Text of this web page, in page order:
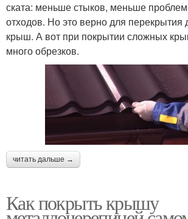
ската: меньше стыков, меньше
отходов. Но это верно для перекрытия
крыш. А вот при покрытии сложных
много обрезков.
читать дальше →
Как покрыть крышу